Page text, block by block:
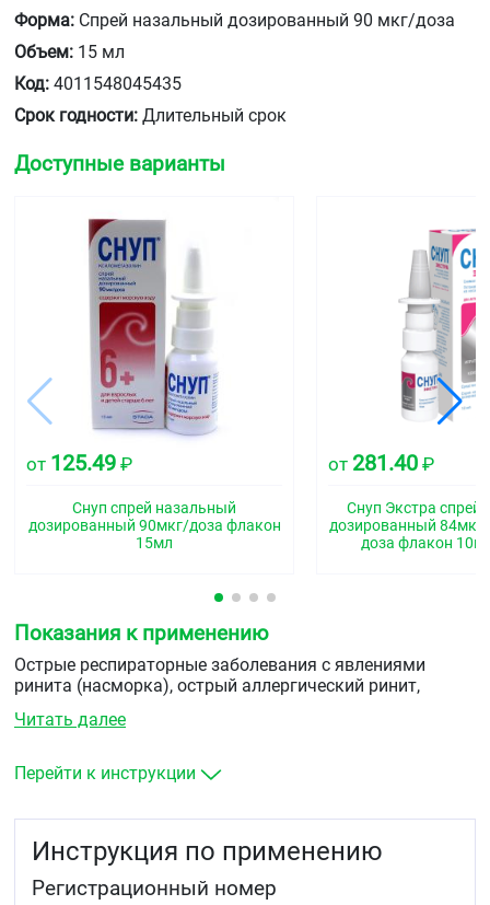
Форма: Спрей назальный дозированный 90 мкг/доза
Объем: 15 мл
Код: 4011548045435
Срок годности: Длительный срок
Доступные варианты
от 125.49 ₽
Снуп спрей назальный
дозированный 90мкг/доза флакон
15мл
от 281.40 ₽
Снуп Экстра спрей
дозированный
доза флакон
Показания к применению
Острые респираторные заболевания с явлениями
ринита (насморка), острый аллергический ринит,
комбинированной терапии для уменьшения отека
диагностическим манипуляциям в носовых ходах.
Читать далее
Перейти к инструкции
Инструкция по применению
Регистрационный номер